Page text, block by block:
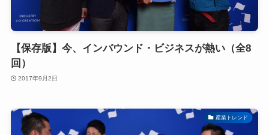
【保存版】今、インバウンド・ビジネスが熱い（全8
回）
2017年9月2日
産業トレンド